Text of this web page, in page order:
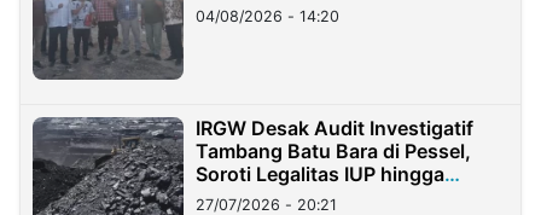
04/08/2026 - 14:20
IRGW Desak Audit Investigatif
Tambang Batu Bara di Pessel,
Soroti Legalitas IUP hingga
Stockpile
27/07/2026 - 20:21